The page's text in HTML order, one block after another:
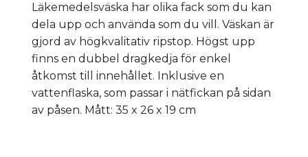
Läkemedelsväska har olika fack som du kan
dela upp och använda som du vill. Väskan är
gjord av högkvalitativ ripstop. Högst upp
finns en dubbel dragkedja för enkel
åtkomst till innehållet. Inklusive en
vattenflaska, som passar i nätfickan på sidan
av påsen. Mått: 35 x 26 x 19 cm